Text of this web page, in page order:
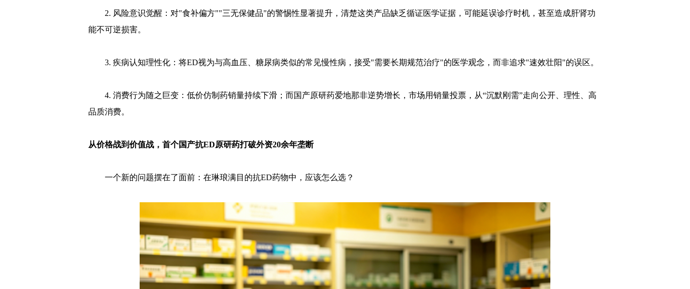
2. 风险意识觉醒：对"食补偏方""三无保健品"的警惕性显著提升，清楚这类产品缺乏循证医学证据，可能延误诊疗时机，甚至造成肝肾功
能不可逆损害。
3. 疾病认知理性化：将ED视为与高血压、糖尿病类似的常见慢性病，接受"需要长期规范治疗"的医学观念，而非追求"速效壮阳"的误区。
4. 消费行为随之巨变：低价仿制药销量持续下滑；而国产原研药爱地那非逆势增长，市场用销量投票，从“沉默刚需”走向公开、理性、高
品质消费。
从价格战到价值战，首个国产抗ED原研药打破外资20余年垄断
一个新的问题摆在了面前：在琳琅满目的抗ED药物中，应该怎么选？